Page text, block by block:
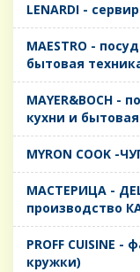
LENARDI -
MAESTRO -
бытовая
MAYER&BOCH -
кухни и
MYRON COOK -
MАСТЕРИЦА -
производство
PROFF CUISINE
кружки)